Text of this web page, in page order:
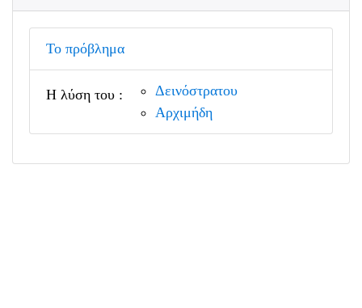
Το πρόβλημα
Η λύση του :
Δεινόστρατου
Αρχιμήδη